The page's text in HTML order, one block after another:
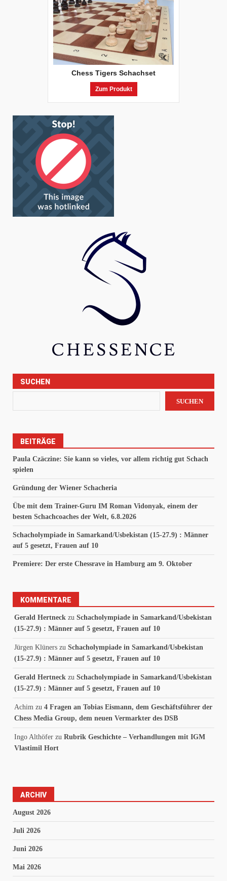
Chess Tigers Schachset
Zum Produkt
SUCHEN
SUCHEN
BEITRÄGE
Paula Czäczine: Sie kann so vieles, vor allem richtig gut Schach
spielen
Gründung der Wiener Schacheria
Übe mit dem Trainer-Guru IM Roman Vidonyak, einem der
besten Schachcoaches der Welt, 6.8.2026
Schacholympiade in Samarkand/Usbekistan (15-27.9) : Männer
auf 5 gesetzt, Frauen auf 10
Premiere: Der erste Chessrave in Hamburg am 9. Oktober
KOMMENTARE
Gerald Hertneck zu Schacholympiade in Samarkand/Usbekistan
(15-27.9) : Männer auf 5 gesetzt, Frauen auf 10
Jürgen Klüners zu Schacholympiade in Samarkand/Usbekistan
(15-27.9) : Männer auf 5 gesetzt, Frauen auf 10
Gerald Hertneck zu Schacholympiade in Samarkand/Usbekistan
(15-27.9) : Männer auf 5 gesetzt, Frauen auf 10
Achim zu 4 Fragen an Tobias Eismann, dem Geschäftsführer der
Chess Media Group, dem neuen Vermarkter des DSB
Ingo Althöfer zu Rubrik Geschichte – Verhandlungen mit IGM
Vlastimil Hort
ARCHIV
August 2026
Juli 2026
Juni 2026
Mai 2026